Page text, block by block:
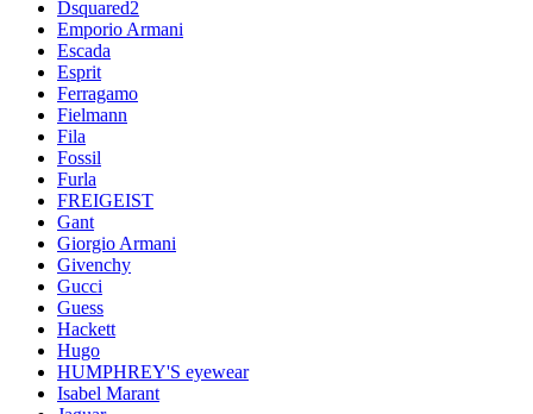
Dsquared2
Emporio Armani
Escada
Esprit
Ferragamo
Fielmann
Fila
Fossil
Furla
FREIGEIST
Gant
Giorgio Armani
Givenchy
Gucci
Guess
Hackett
Hugo
HUMPHREY'S eyewear
Isabel Marant